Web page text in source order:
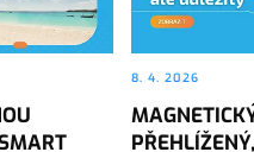
8. 4. 2026